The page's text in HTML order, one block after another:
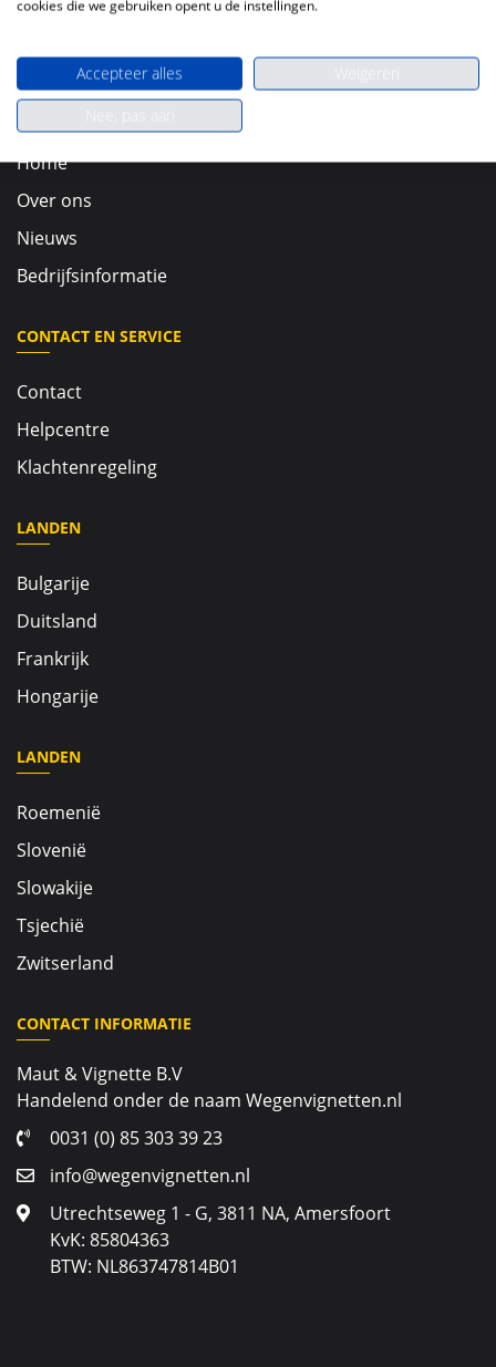
Leaflet
OVER ONS
Home
Over ons
Nieuws
Bedrijfsinformatie
CONTACT EN SERVICE
Contact
Helpcentre
Klachtenregeling
LANDEN
Bulgarije
Duitsland
Frankrijk
Hongarije
LANDEN
Roemenië
Slovenië
Slowakije
Tsjechië
Zwitserland
CONTACT INFORMATIE
Maut & Vignette B.V
Handelend onder de naam Wegenvignetten.nl
0031 (0) 85 303 39 23
info@wegenvignetten.nl
Utrechtseweg 1 - G, 3811 NA, Amersfoort
KvK: 85804363
BTW: NL863747814B01
cookies die we gebruiken opent u de instellingen.
Accepteer alles